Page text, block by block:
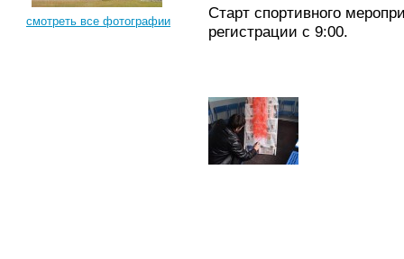
смотреть все фотографии
Старт спортивного
регистрации с 9:00.